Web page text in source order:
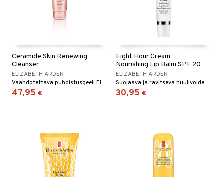
Ceramide Skin Renewing
Cleanser
ELIZABETH ARDEN
Vaahdotettava puhdistusgeeli Elizabeth Ardenilta.
47,95 €
Eight Hour Cream
Nourishing Lip Balm SPF 20
ELIZABETH ARDEN
Suojaava ja ravitseva huulivoide - Elizabeth Arden
30,95 €